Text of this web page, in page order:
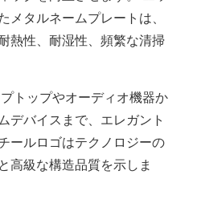
メタルネームプレートは、
熱性、耐湿性、頻繁な清掃
トップやオーディオ機器か
デバイスまで、エレガント
ールロゴはテクノロジーの
高級な構造品質を示しま